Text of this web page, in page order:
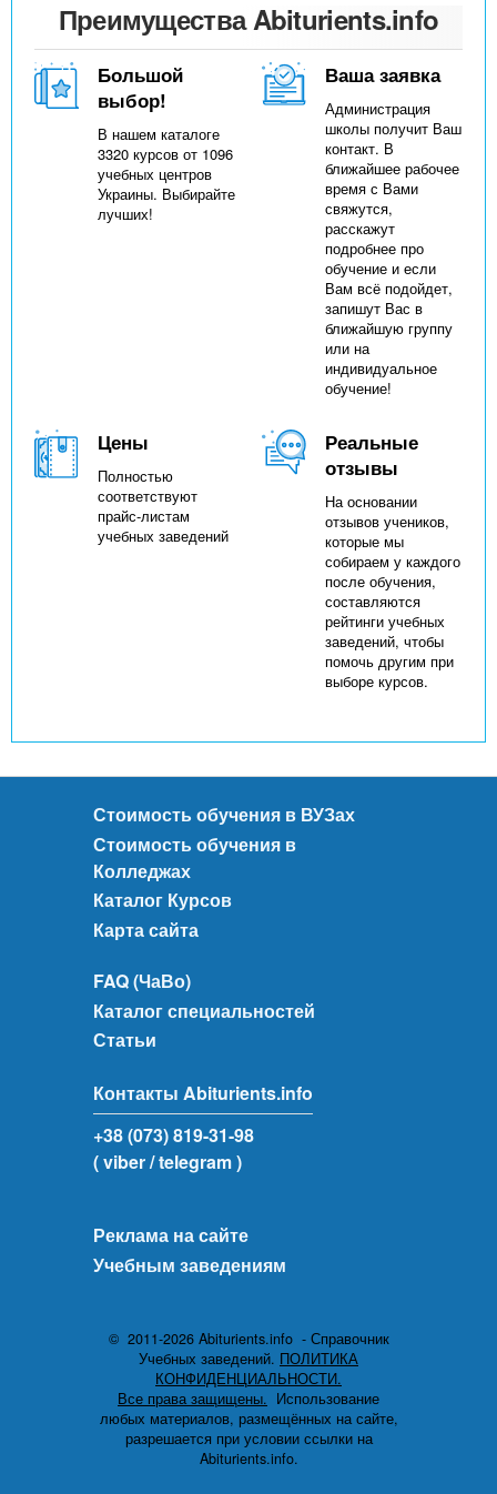
Преимущества Abiturients.info
Большой
выбор!
В нашем каталоге
3320 курсов от 1096
учебных центров
Украины. Выбирайте
лучших!
Ваша заявка
Администрация
школы получит Ваш
контакт. В
ближайшее рабочее
время с Вами
свяжутся,
расскажут
подробнее про
обучение и если
Вам всё подойдет,
запишут Вас в
ближайшую группу
или на
индивидуальное
обучение!
Цены
Полностью
соответствуют
прайс-листам
учебных заведений
Реальные
отзывы
На основании
отзывов учеников,
которые мы
собираем у каждого
после обучения,
составляются
рейтинги учебных
заведений, чтобы
помочь другим при
выборе курсов.
Стоимость обучения в ВУЗах
Стоимость обучения в
Колледжах
Каталог Курсов
Карта сайта
FAQ (ЧаВо)
Каталог специальностей
Статьи
Контакты Abiturients.info
+38 (073) 819-31-98
( viber/ telegram )
Реклама на сайте
Учебным заведениям
© 2011-2026 Abiturients.info - Справочник
Учебных заведений. ПОЛИТИКА
КОНФИДЕНЦИАЛЬНОСТИ.
Все права защищены. Использование
любых материалов, размещённых на сайте,
разрешается при условии ссылки на
Abiturients.info.